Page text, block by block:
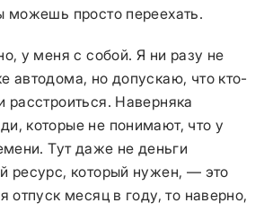
можешь просто переехать.
у меня с собой. Я ни разу не
автодома, но допускаю, что кто-
расстроиться. Наверняка
которые не понимают, что у
Тут даже не деньги
ресурс, который нужен, — это
отпуск месяц в году, то наверно,